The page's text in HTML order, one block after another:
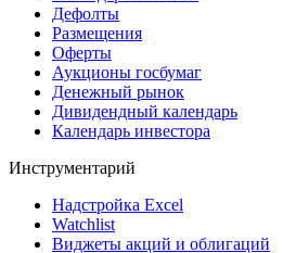
Календарь
Календарь событий
Дефолты
Размещения
Оферты
Денежный рынок
Календарь инвестора
Инструментарий